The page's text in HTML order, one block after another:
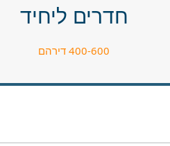
חדרים ליחיד
400-600 דירהם